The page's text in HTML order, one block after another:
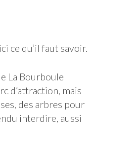
ce qu’il faut savoir.
La Bourboule
d’attraction, mais
des arbres pour
interdire, aussi